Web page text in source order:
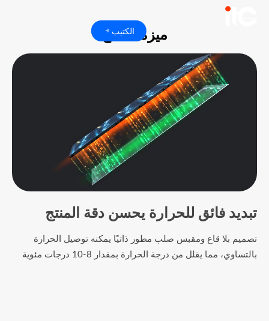
الكتيب
ميزة المنتج
تبديد فائق للحرارة يحسن دقة المنتج
تصميم بلا قاع ومقبس صلب مطور ذاتيًا يمكنه توصيل الحرارة
بالتساوي، مما يقلل من درجة الحرارة بمقدار 8-10 درجات مئوية